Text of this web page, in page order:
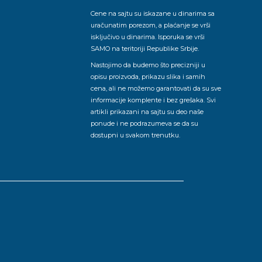
Cene na sajtu su iskazane u dinarima sa
uračunatim porezom, a plaćanje se vrši
isključivo u dinarima. Isporuka se vrši
SAMO na teritoriji Republike Srbije.
Nastojimo da budemo što precizniji u
opisu proizvoda, prikazu slika i samih
cena, ali ne možemo garantovati da su sve
informacije komplente i bez grešaka. Svi
artikli prikazani na sajtu su deo naše
ponude i ne podrazumeva se da su
dostupni u svakom trenutku.